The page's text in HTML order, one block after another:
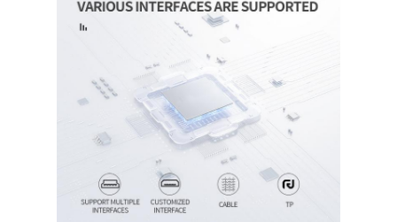
Sobre nosotros
Visita a la fábrica
Control de calidad
Contacta con nosotros
Noticias